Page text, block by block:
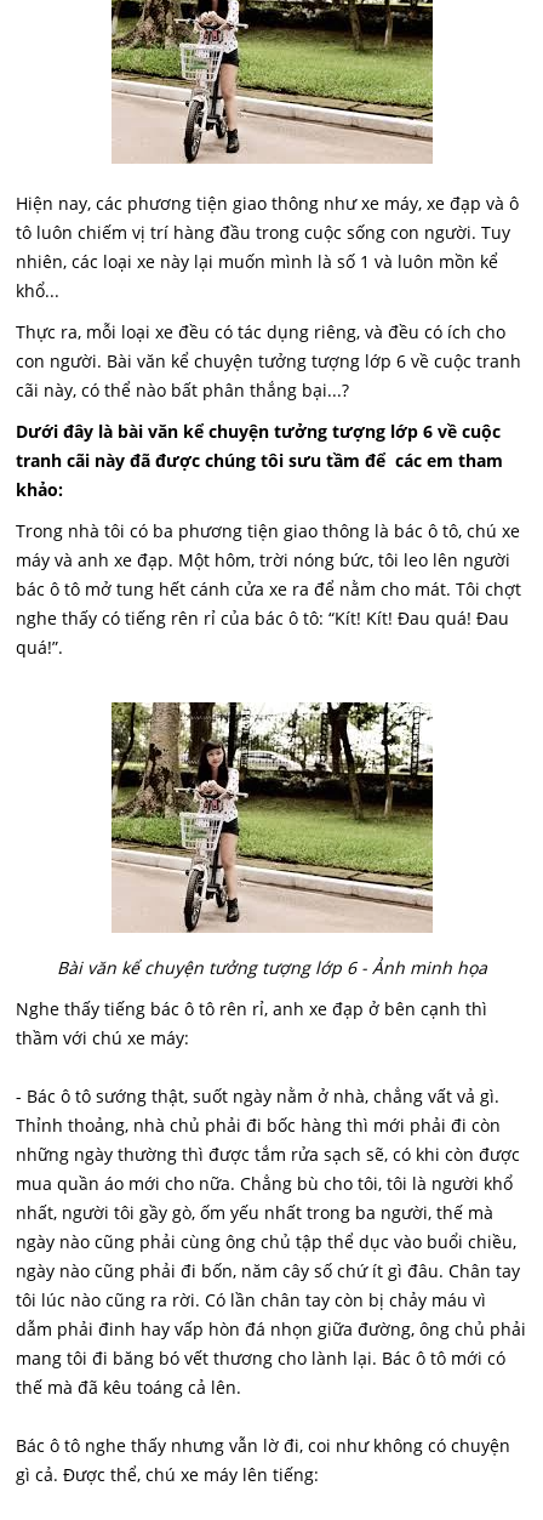
Hiện nay, các phương tiện giao thông như xe máy, xe đạp và ô
tô luôn chiếm vị trí hàng đầu trong cuộc sống con người. Tuy
nhiên, các loại xe này lại muốn mình là số 1 và luôn mồn kể
khổ...
Thực ra, mỗi loại xe đều có tác dụng riêng, và đều có ích cho
con người. Bài văn kể chuyện tưởng tượng lớp 6 về cuộc tranh
cãi này, có thể nào bất phân thắng bại...?
Dưới đây là bài văn kể chuyện tưởng tượng lớp 6 về cuộc
tranh cãi này đã được chúng tôi sưu tầm để các em tham
khảo:
Trong nhà tôi có ba phương tiện giao thông là bác ô tô, chú xe
máy và anh xe đạp. Một hôm, trời nóng bức, tôi leo lên người
bác ô tô mở tung hết cánh cửa xe ra để nằm cho mát. Tôi chợt
nghe thấy có tiếng rên rỉ của bác ô tô: “Kít! Kít! Đau quá! Đau
quá!”.
Bài văn kể chuyện tưởng tượng lớp 6 - Ảnh minh họa
Nghe thấy tiếng bác ô tô rên rỉ, anh xe đạp ở bên cạnh thì
thầm với chú xe máy:
- Bác ô tô sướng thật, suốt ngày nằm ở nhà, chẳng vất vả gì.
Thỉnh thoảng, nhà chủ phải đi bốc hàng thì mới phải đi còn
những ngày thường thì được tắm rửa sạch sẽ, có khi còn được
mua quần áo mới cho nữa. Chẳng bù cho tôi, tôi là người khổ
nhất, người tôi gầy gò, ốm yếu nhất trong ba người, thế mà
ngày nào cũng phải cùng ông chủ tập thể dục vào buổi chiều,
ngày nào cũng phải đi bốn, năm cây số chứ ít gì đâu. Chân tay
tôi lúc nào cũng ra rời. Có lần chân tay còn bị chảy máu vì
dẫm phải đinh hay vấp hòn đá nhọn giữa đường, ông chủ phải
mang tôi đi băng bó vết thương cho lành lại. Bác ô tô mới có
thế mà đã kêu toáng cả lên.
Bác ô tô nghe thấy nhưng vẫn lờ đi, coi như không có chuyện
gì cả. Được thể, chú xe máy lên tiếng: